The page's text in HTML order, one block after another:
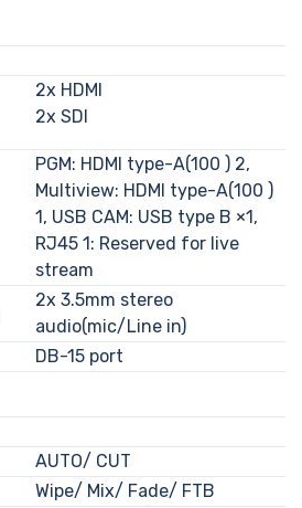
2x HDMI
2x SDI
PGM: HDMI type-A(100 ) 2,
Multiview: HDMI type-A(100 )
1, USB CAM: USB type B ×1,
RJ45 1: Reserved for live
stream
2x 3.5mm stereo
audio(mic/Line in)
DB-15 port
AUTO/ CUT
Wipe/ Mix/ Fade/ FTB